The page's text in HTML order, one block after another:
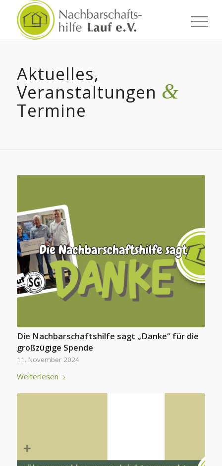
Aktuelles,
Veranstaltungen &
Termine
Die Nachbarschaftshilfe sagt „Danke“ für die
großzügige Spende
11. November 2024
Weiterlesen